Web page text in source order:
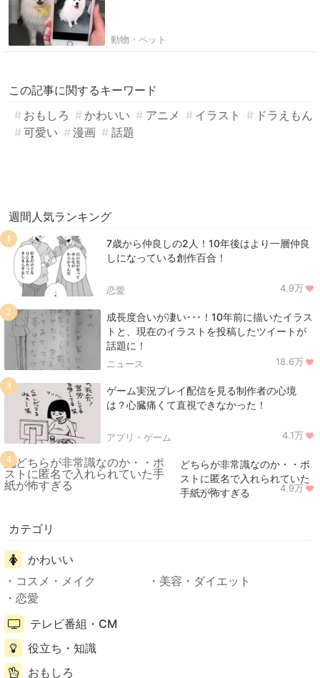
動物・ペット
この記事に関するキーワード
おもしろ
かわいい アニメ イラスト
ドラえもん
可愛い
漫画 話題
週間人気ランキング
7歳から仲良しの2人！10年後はより一層仲良
しになっている創作百合！
恋愛 4.9万
1
成長度合いが凄い･･･！10年前に描いたイラス
トと、現在のイラストを投稿したツイートが
話題に！
ニュース 18.6万
2
ゲーム実況プレイ配信を見る制作者の心境
は？心臓痛くて直視できなかった！
アプリ・ゲーム 4.1万
3
どちらが非常識なのか・・ポ
ストに匿名で入れられていた
手紙が怖すぎる
ニュース 4.9万
4
カテゴリ
かわいい
コスメ・メイク
美容・ダイエット
恋愛
テレビ番組・CM
役立ち・知識
おもしろ